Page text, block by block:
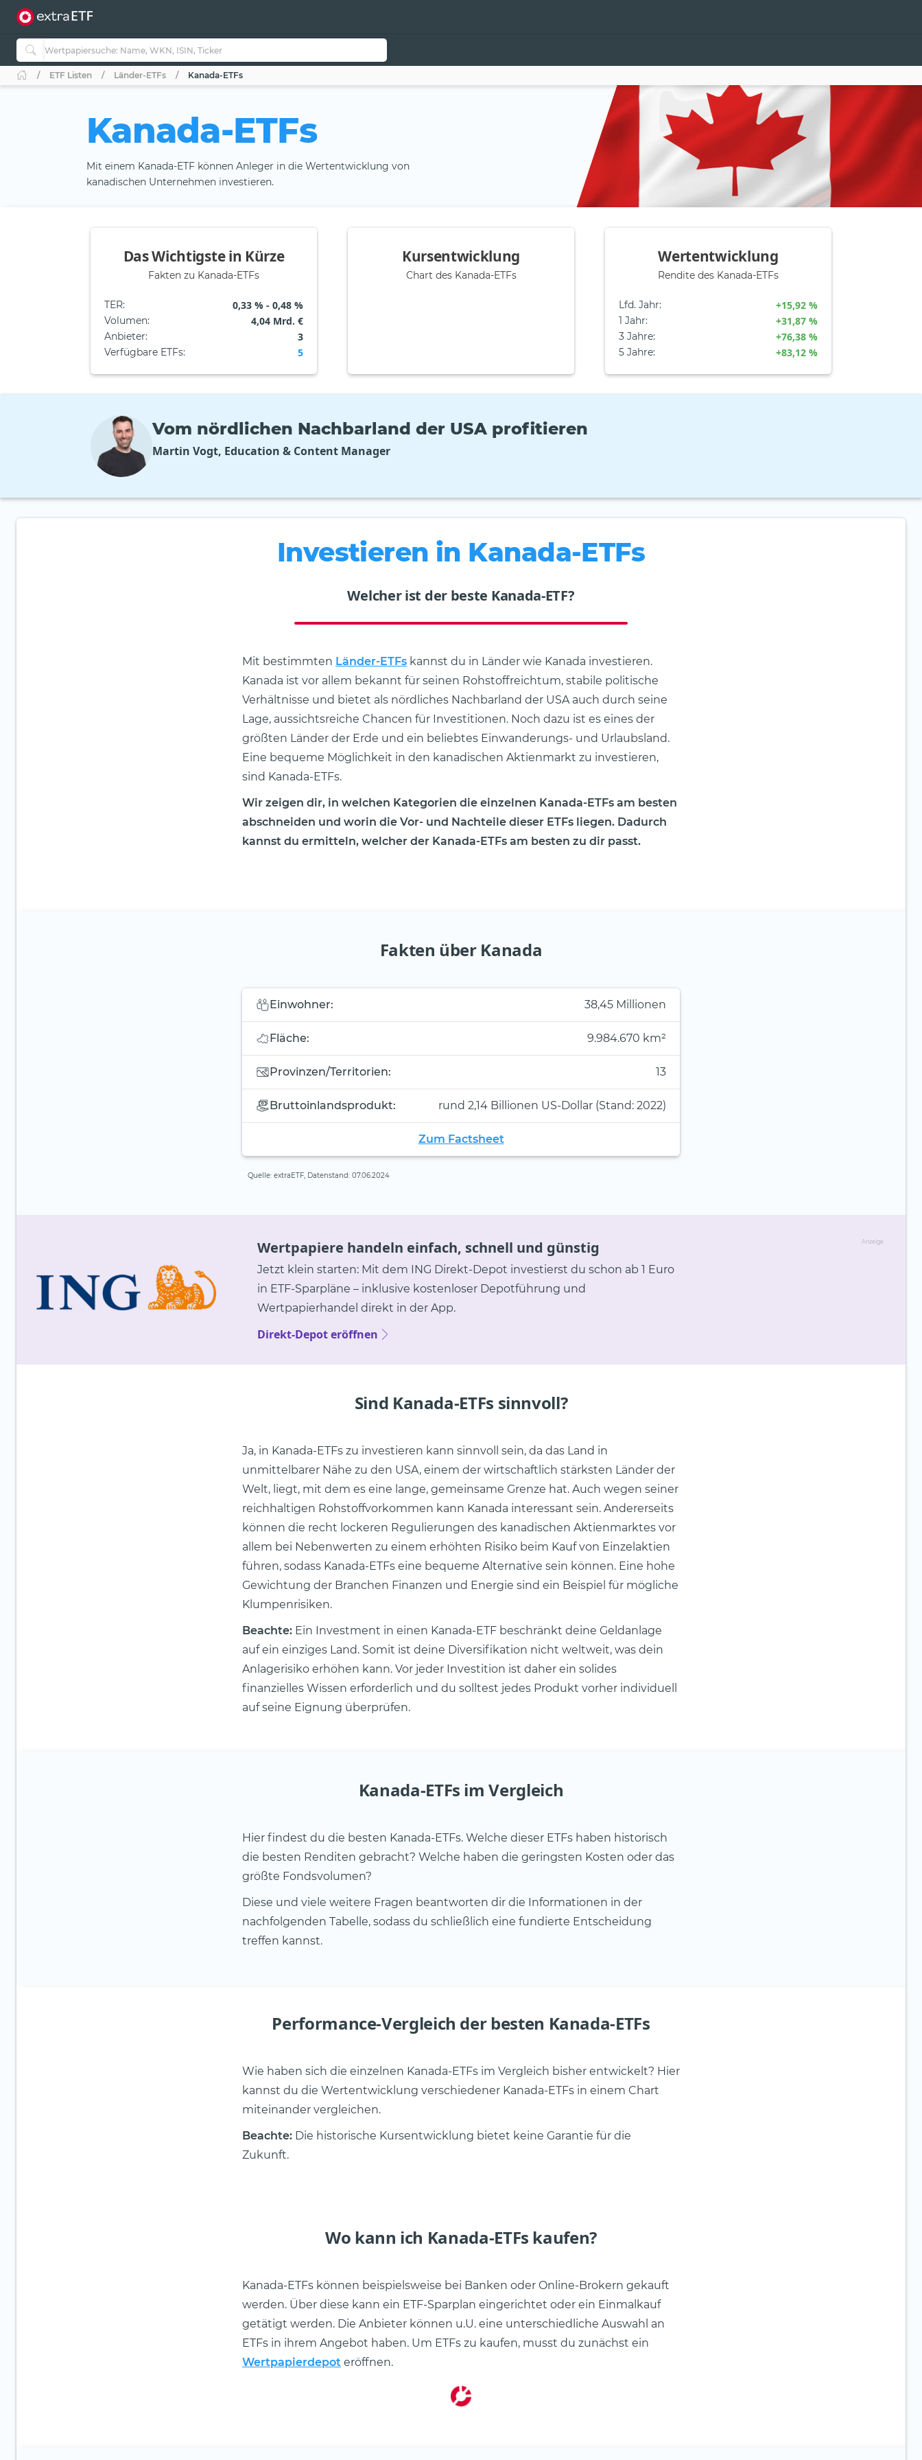
ETF Listen Länder-ETFs Kanada-ETFs
Kanada-ETFs
Mit einem Kanada-ETF können Anleger in die Wertentwicklung von
kanadischen Unternehmen investieren.
Das Wichtigste in Kürze
Fakten zu Kanada-ETFs
TER: 0,33 % - 0,48 %
Volumen: 4,04 Mrd. €
Anbieter: 3
Verfügbare ETFs: 5
Kursentwicklung
Chart des Kanada-ETFs
Wertentwicklung
Rendite des Kanada-ETFs
Lfd. Jahr: +15,92 %
1 Jahr: +31,87 %
3 Jahre: +76,38 %
5 Jahre: +83,12 %
Vom nördlichen Nachbarland der USA profitieren
Martin Vogt, Education & Content Manager
Investieren in Kanada-ETFs
Welcher ist der beste Kanada-ETF?
Mit bestimmten Länder-ETFs kannst du in Länder wie Kanada investieren.
Kanada ist vor allem bekannt für seinen Rohstoffreichtum, stabile politische
Verhältnisse und bietet als nördliches Nachbarland der USA auch durch seine
Lage, aussichtsreiche Chancen für Investitionen. Noch dazu ist es eines der
größten Länder der Erde und ein beliebtes Einwanderungs- und Urlaubsland.
Eine bequeme Möglichkeit in den kanadischen Aktienmarkt zu investieren,
sind Kanada-ETFs.
Wir zeigen dir, in welchen Kategorien die einzelnen Kanada-ETFs am besten
abschneiden und worin die Vor- und Nachteile dieser ETFs liegen. Dadurch
kannst du ermitteln, welcher der Kanada-ETFs am besten zu dir passt.
Fakten über Kanada
Einwohner: 38,45 Millionen
Fläche: 9.984.670 km²
Provinzen/Territorien: 13
Bruttoinlandsprodukt: rund 2,14 Billionen US-Dollar (Stand: 2022)
Zum Factsheet
Quelle: extraETF, Datenstand: 07.06.2024
Anzeige
Wertpapiere handeln einfach, schnell und günstig
Jetzt klein starten: Mit dem ING Direkt-Depot investierst du schon ab 1 Euro
in ETF-Sparpläne – inklusive kostenloser Depotführung und
Wertpapierhandel direkt in der App.
Direkt-Depot eröffnen
Sind Kanada-ETFs sinnvoll?
Ja, in Kanada-ETFs zu investieren kann sinnvoll sein, da das Land in
unmittelbarer Nähe zu den USA, einem der wirtschaftlich stärksten Länder der
Welt, liegt, mit dem es eine lange, gemeinsame Grenze hat. Auch wegen seiner
reichhaltigen Rohstoffvorkommen kann Kanada interessant sein. Andererseits
können die recht lockeren Regulierungen des kanadischen Aktienmarktes vor
allem bei Nebenwerten zu einem erhöhten Risiko beim Kauf von Einzelaktien
führen, sodass Kanada-ETFs eine bequeme Alternative sein können. Eine hohe
Gewichtung der Branchen Finanzen und Energie sind ein Beispiel für mögliche
Klumpenrisiken.
Beachte: Ein Investment in einen Kanada-ETF beschränkt deine Geldanlage
auf ein einziges Land. Somit ist deine Diversifikation nicht weltweit, was dein
Anlagerisiko erhöhen kann. Vor jeder Investition ist daher ein solides
finanzielles Wissen erforderlich und du solltest jedes Produkt vorher individuell
auf seine Eignung überprüfen.
Kanada-ETFs im Vergleich
Hier findest du die besten Kanada-ETFs. Welche dieser ETFs haben historisch
die besten Renditen gebracht? Welche haben die geringsten Kosten oder das
größte Fondsvolumen?
Diese und viele weitere Fragen beantworten dir die Informationen in der
nachfolgenden Tabelle, sodass du schließlich eine fundierte Entscheidung
treffen kannst.
Performance-Vergleich der besten Kanada-ETFs
Wie haben sich die einzelnen Kanada-ETFs im Vergleich bisher entwickelt? Hier
kannst du die Wertentwicklung verschiedener Kanada-ETFs in einem Chart
miteinander vergleichen.
Beachte: Die historische Kursentwicklung bietet keine Garantie für die
Zukunft.
Wo kann ich Kanada-ETFs kaufen?
Kanada-ETFs können beispielsweise bei Banken oder Online-Brokern gekauft
werden. Über diese kann ein ETF-Sparplan eingerichtet oder ein Einmalkauf
getätigt werden. Die Anbieter können u.U. eine unterschiedliche Auswahl an
ETFs in ihrem Angebot haben. Um ETFs zu kaufen, musst du zunächst ein
Wertpapierdepot eröffnen.